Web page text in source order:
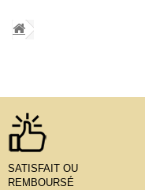
SATISFAIT OU
REMBOURSÉ